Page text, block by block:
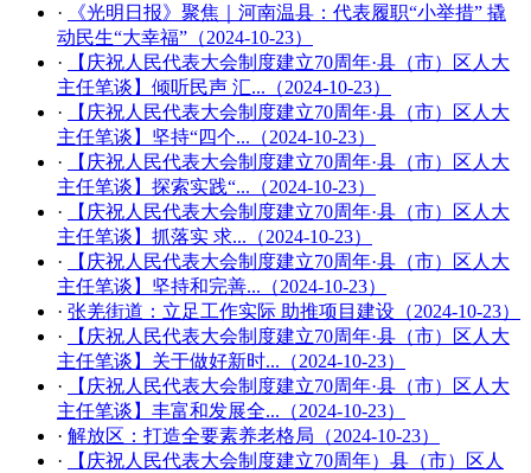
·
《光明日报》聚焦｜河南温县：代表履职“小举措” 撬
动民生“大幸福”（2024-10-23）
·
【庆祝人民代表大会制度建立70周年·县（市）区人大
主任笔谈】倾听民声 汇...（2024-10-23）
·
【庆祝人民代表大会制度建立70周年·县（市）区人大
主任笔谈】​坚持“四个...（2024-10-23）
·
【庆祝人民代表大会制度建立70周年·县（市）区人大
主任笔谈】​探索实践“...（2024-10-23）
·
【庆祝人民代表大会制度建立70周年·县（市）区人大
主任笔谈】​抓落实 求...（2024-10-23）
·
【庆祝人民代表大会制度建立70周年·县（市）区人大
主任笔谈】​坚持和完善...（2024-10-23）
· 张羌街道：立足工作实际 助推项目建设（2024-10-23）
·
【庆祝人民代表大会制度建立70周年·县（市）区人大
主任笔谈】关于做好新时...（2024-10-23）
·
【庆祝人民代表大会制度建立70周年·县（市）区人大
主任笔谈】丰富和发展全...（2024-10-23）
· 解放区：打造全要素养老格局（2024-10-23）
·
【庆祝人民代表大会制度建立70周年）县（市）区人